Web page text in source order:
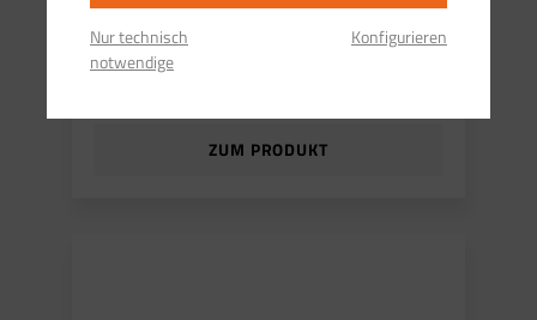
21,96 €* pro
ZUM PRODUKT
Nur technisch
notwendige
Konfigurieren